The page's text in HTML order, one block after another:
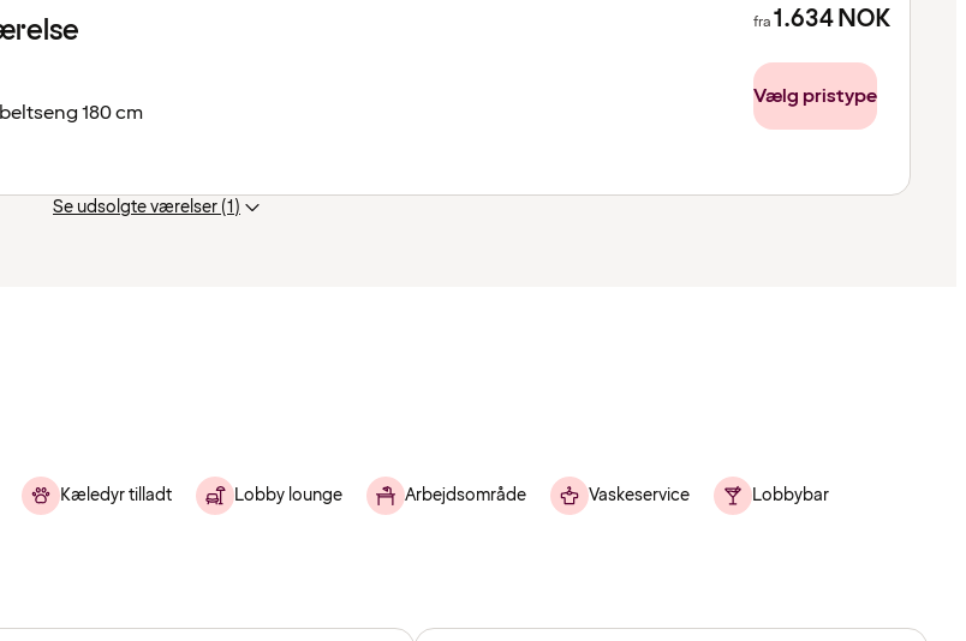
180 cm
fra1.634NOK
Vælg pristype
Se udsolgte værelser (1)
Kæledyr tilladt Lobby lounge Arbejdsområde Vaskeservice Lobbybar